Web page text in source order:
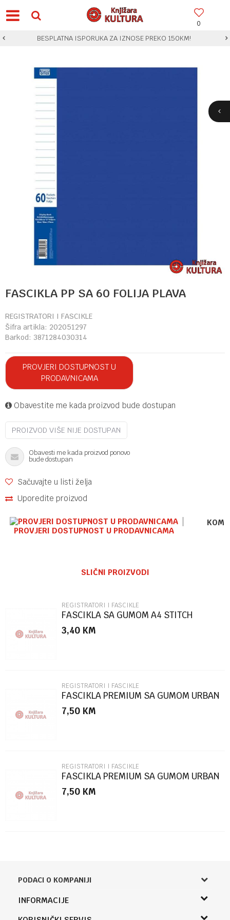
0
BESPLATNA ISPORUKA ZA IZNOSE PREKO 150KM!
FASCIKLA PP SA 60 FOLIJA PLAVA
REGISTRATORI I FASCIKLE
Šifra artikla: 202051297
Barkod: 3871284030314
PROVJERI DOSTUPNOST U
PRODAVNICAMA
Obavestite me kada proizvod bude dostupan
PROIZVOD VIŠE NIJE DOSTUPAN
Obavesti me kada proizvod ponovo
bude dostupan
Sačuvajte u listi želja
Uporedite proizvod
PROVJERI DOSTUPNOST U PRODAVNICAMA
Poruka
POŠALJI
SLIČNI PROIZVODI
REGISTRATORI I FASCIKLE
FASCIKLA SA GUMOM A4 STITCH
86504
3,40 KM
REGISTRATORI I FASCIKLE
FASCIKLA PREMIUM SA GUMOM URBAN
STYLE SC2770
7,50 KM
REGISTRATORI I FASCIKLE
FASCIKLA PREMIUM SA GUMOM URBAN
STYLE SC2769
7,50 KM
PODACI O KOMPANIJI
Knjižara Kultura
INFORMACIJE
O nama